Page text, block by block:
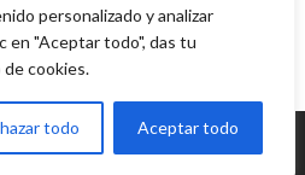
personalizado y analizar
en "Aceptar todo", das tu
cookies.
todo Aceptar todo